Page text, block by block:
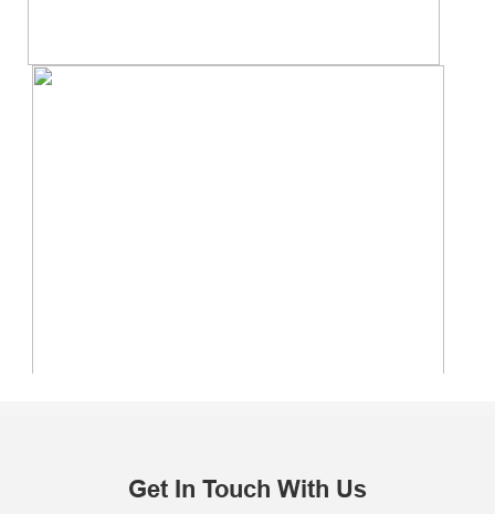
Get In Touch With Us